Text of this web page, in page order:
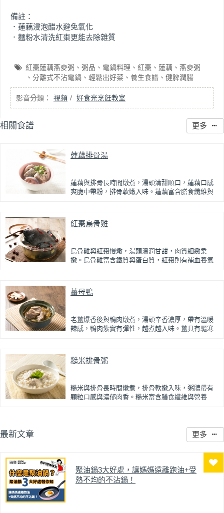
備註：
．蓮藕浸泡醋水避免氧化
．麵粉水清洗紅棗更能去除雜質
紅棗蓮藕燕麥粥 粥品 電鍋料理 紅棗 蓮藕
燕麥粥
分離式不沾電鍋
輕鬆出好菜 養生食譜 健脾潤腸
視頻 好食光烹飪教室
相關食譜 更多
蓮藕排骨湯
蓮藕與排骨長時間燉煮，湯頭清甜順口，蓮藕口感
爽脆中帶粉，排骨軟嫩入味。蓮藕富含膳食纖維與
紅棗烏骨雞
烏骨雞與紅棗慢燉，湯頭溫潤甘甜，肉質細緻柔
嫩。烏骨雞富含鐵質與蛋白質，紅棗則有補血養氣
薑母鴨
老薑爆香後與鴨肉燉煮，湯頭辛香濃厚，帶有溫暖
辣感，鴨肉紮實有彈性，越煮越入味。薑具有驅寒
糙米排骨粥
糙米與排骨長時間燉煮，排骨軟嫩入味，粥體帶有
顆粒口感與濃郁肉香。糙米富含膳食纖維與營養
最新文章 更多
聚油鍋3大好處，讓媽媽遠離跑油+受
熱不均的不沾鍋！